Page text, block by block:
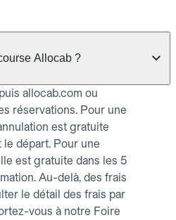
Allocab ?
allocab.com ou
réservations. Pour une
est gratuite
le départ. Pour une
est gratuite dans les 5
Au-delà, des frais
le détail des frais par
vous à notre Foire